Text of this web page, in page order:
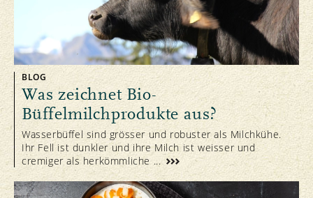
BLOG
Was zeichnet Bio-
Büffelmilchprodukte aus?
Wasserbüffel sind grösser und robuster als Milchkühe.
Ihr Fell ist dunkler und ihre Milch ist weisser und
cremiger als herkömmliche ...